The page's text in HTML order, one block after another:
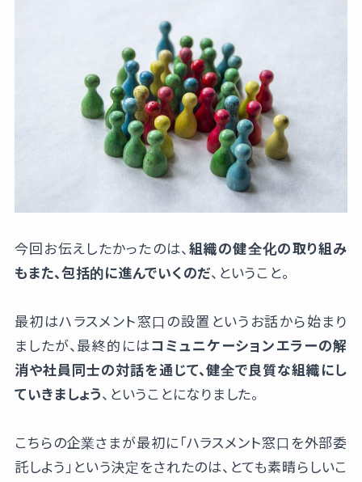
今回お伝えしたかったのは、 組織の健全化の取り組み
もまた、包括的に進んでいくのだ、ということ。
最初はハラスメント窓口の設置というお話から始まり
ましたが、最終的にはコミュニケーションエラーの解
消や社員同士の対話を通じて、健全で良質な組織にし
ていきましょう、ということになりました。
こちらの企業さまが最初に「ハラスメント窓口を外部委
託しよう」という決定をされたのは、とても素晴らしいこ